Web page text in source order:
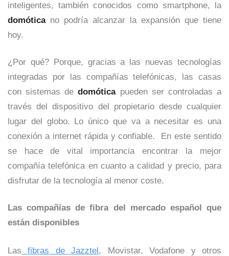
inteligentes, también conocidos como smartphone, la
domóticano podría alcanzar la expansión que tiene
hoy.
¿Por qué? Porque, gracias a las nuevas tecnologías
integradas por las compañías telefónicas, las casas
con sistemas dedomóticapueden ser controladas a
través del dispositivo del propietario desde cualquier
lugar del globo. Lo único que va a necesitar es una
conexión a internet rápida y confiable.
En este sentido
se hace de vital importancia encontrar la mejor
compañía telefónica en cuanto a calidad y precio, para
disfrutar de la tecnología al menor coste.
Las compañías de fibra del mercado español que
están disponibles
Las fibras de Jazztel, Movistar, Vodafone y otros